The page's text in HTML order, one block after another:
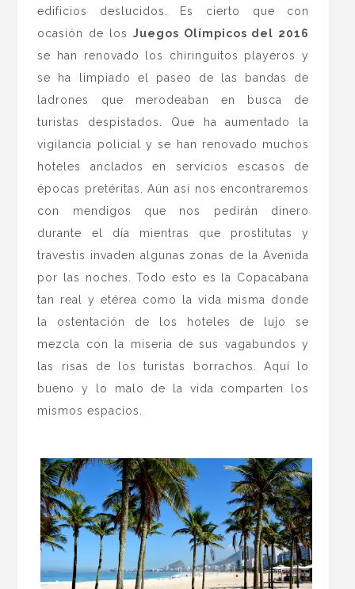
edificios deslucidos. Es cierto que con
ocasión de los Juegos Olímpicos del 2016
se han renovado los chiringuitos playeros y
se ha limpiado el paseo de las bandas de
ladrones que merodeaban en busca de
turistas despistados. Que ha aumentado la
vigilancia policial y se han renovado muchos
hoteles anclados en servicios escasos de
épocas pretéritas. Aún así nos encontraremos
con mendigos que nos pedirán dinero
durante el día mientras que prostitutas y
travestis invaden algunas zonas de la Avenida
por las noches. Todo esto es la Copacabana
tan real y etérea como la vida misma donde
la ostentación de los hoteles de lujo se
mezcla con la miseria de sus vagabundos y
las risas de los turistas borrachos. Aquí lo
bueno y lo malo de la vida comparten los
mismos espacios.